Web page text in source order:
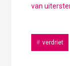
van
verdriet